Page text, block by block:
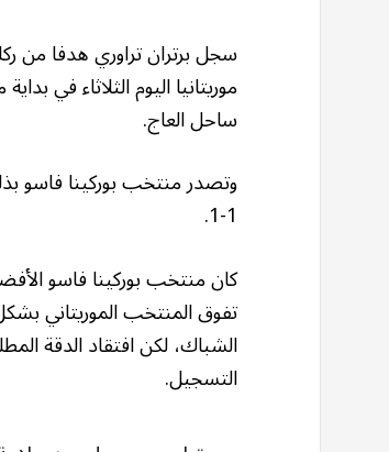
موريتانيا اليوم الثلاثاء في
ساحل العاج.
وتصدر منتخب بوركينا فاسو
1-1.
كان منتخب بوركينا فاسو
تفوق المنتخب الموريتاني
الشباك، لكن افتقاد الدقة
التسجيل.